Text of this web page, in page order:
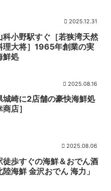
2025.12.31
科小野駅すぐ［若狭湾天然
理大将］1965年創業の実
鮮処
2025.08.16
城崎に2店舗の豪快海鮮処
商店］
2025.08.06
徒歩すぐの海鮮＆おでん酒
海鮮 金沢おでん 海力」